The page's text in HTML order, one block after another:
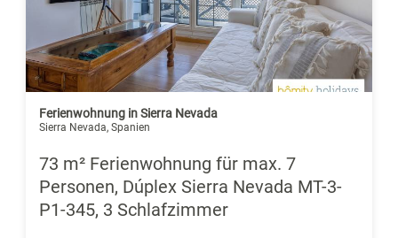
Ferienwohnung in Sierra Nevada
Sierra Nevada, Spanien
73 m² Ferienwohnung für max. 7
Personen, Dúplex Sierra Nevada MT-3-
P1-345, 3 Schlafzimmer